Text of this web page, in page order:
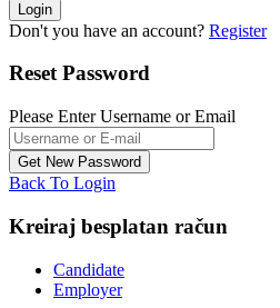
Don't you have an account? Register
Reset Password
Please Enter Username or Email
Back To Login
Kreiraj besplatan račun
Candidate
Employer